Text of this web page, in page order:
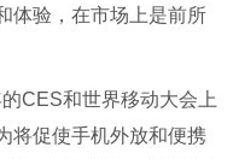
体验，在市场上是前所
CES和世界移动大会上
将促使手机外放和便携